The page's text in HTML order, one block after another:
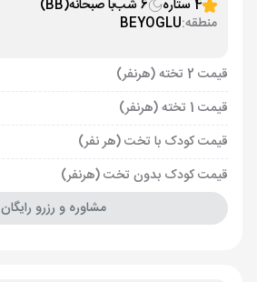
4 ستاره
6 شب با صبحانه(BB)
منطقه:BEYOGLU
قیمت 2 تخته (هرنفر)
قیمت 1 تخته (هرنفر)
قیمت کودک با تخت (هر نفر)
قیمت کودک بدون تخت (هرنفر)
مشاوره و رزرو رایگان